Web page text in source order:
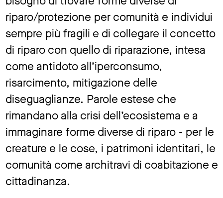
riparo/protezione per comunità e individui
sempre più fragili e di collegare il concetto
di riparo con quello di riparazione, intesa
come antidoto all’iperconsumo,
risarcimento, mitigazione delle
diseguaglianze. Parole estese che
rimandano alla crisi dell’ecosistema e a
immaginare forme diverse di riparo - per le
creature e le cose, i patrimoni identitari, le
comunità come architravi di coabitazione e
cittadinanza.